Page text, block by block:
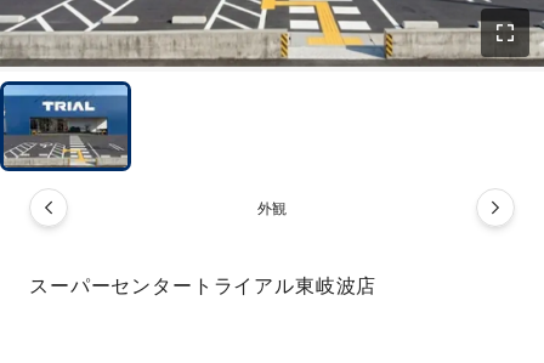
外観
スーパーセンタートライアル東岐波店